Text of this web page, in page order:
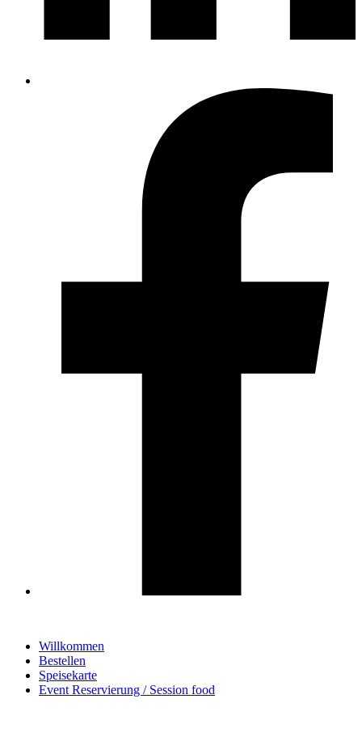
Willkommen
Bestellen
Speisekarte
Event Reservierung / Session food